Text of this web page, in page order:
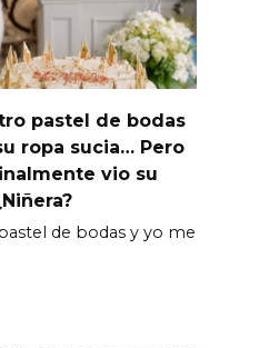
pastel de bodas
ropa sucia… Pero
vio su
de bodas y yo me